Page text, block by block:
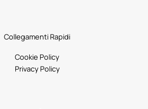
Collegamenti Rapidi
Cookie Policy
Privacy Policy